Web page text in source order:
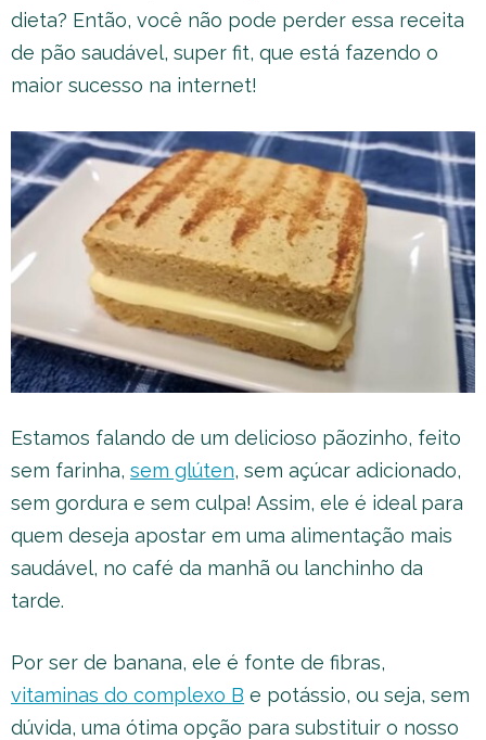
dieta? Então, você não pode perder essa receita
de pão saudável, super fit, que está fazendo o
maior sucesso na internet!
Estamos falando de um delicioso pãozinho, feito
sem farinha, sem glúten, sem açúcar adicionado,
sem gordura e sem culpa! Assim, ele é ideal para
quem deseja apostar em uma alimentação mais
saudável, no café da manhã ou lanchinho da
tarde.
Por ser de banana, ele é fonte de fibras,
vitaminas do complexo B e potássio, ou seja, sem
dúvida, uma ótima opção para substituir o nosso